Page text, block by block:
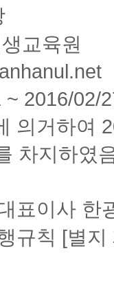
교육원
~ 2016/02/
의거하여
차지하였
표이사 한
규칙 [별지